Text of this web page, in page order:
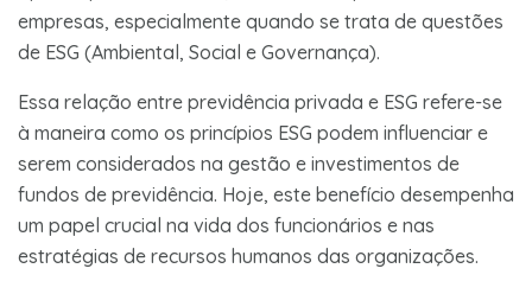
empresas, especialmente quando se trata de questões
de ESG (Ambiental, Social e Governança).
Essa relação entre previdência privada e ESG refere-se
à maneira como os princípios ESG podem influenciar e
serem considerados na gestão e investimentos de
fundos de previdência. Hoje, este benefício desempenha
um papel crucial na vida dos funcionários e nas
estratégias de recursos humanos das organizações.